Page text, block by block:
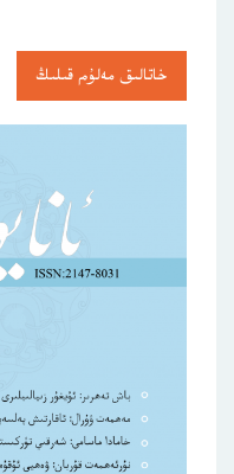
خاتالىق مەلۇم قىلىڭ